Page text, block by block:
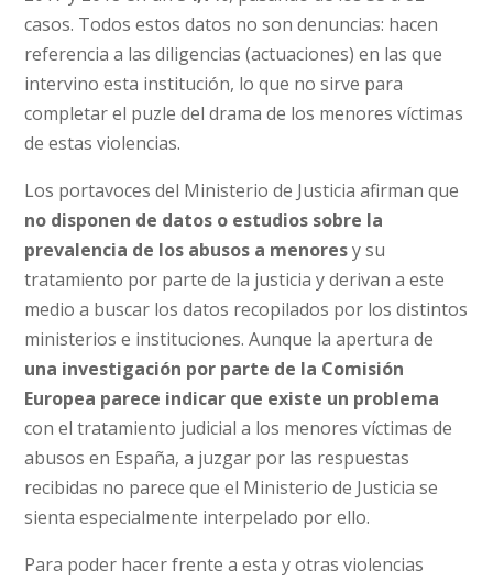
casos. Todos estos datos no son denuncias: hacen
referencia a las diligencias (actuaciones) en las que
intervino esta institución, lo que no sirve para
completar el puzle del drama de los menores víctimas
de estas violencias.
Los portavoces del Ministerio de Justicia afirman que
no disponen de datos o estudios sobre la
prevalencia de los abusos a menoresy su
tratamiento por parte de la justicia y derivan a este
medio a buscar los datos recopilados por los distintos
ministerios e instituciones. Aunque la apertura de
una investigación por parte de la Comisión
Europea parece indicar que existe un problema
con el tratamiento judicial a los menores víctimas de
abusos en España, a juzgar por las respuestas
recibidas no parece que el Ministerio de Justicia se
sienta especialmente interpelado por ello.
Para poder hacer frente a esta y otras violencias